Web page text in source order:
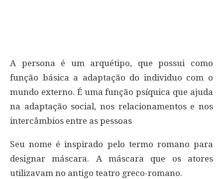
A persona é um arquétipo, que possui como
função básica a adaptação do individuo com o
mundo externo. É uma função psíquica que ajuda
na adaptação social, nos relacionamentos e nos
intercâmbios entre as pessoas
Seu nome é inspirado pelo termo romano para
designar máscara. A máscara que os atores
utilizavam no antigo teatro greco-romano.